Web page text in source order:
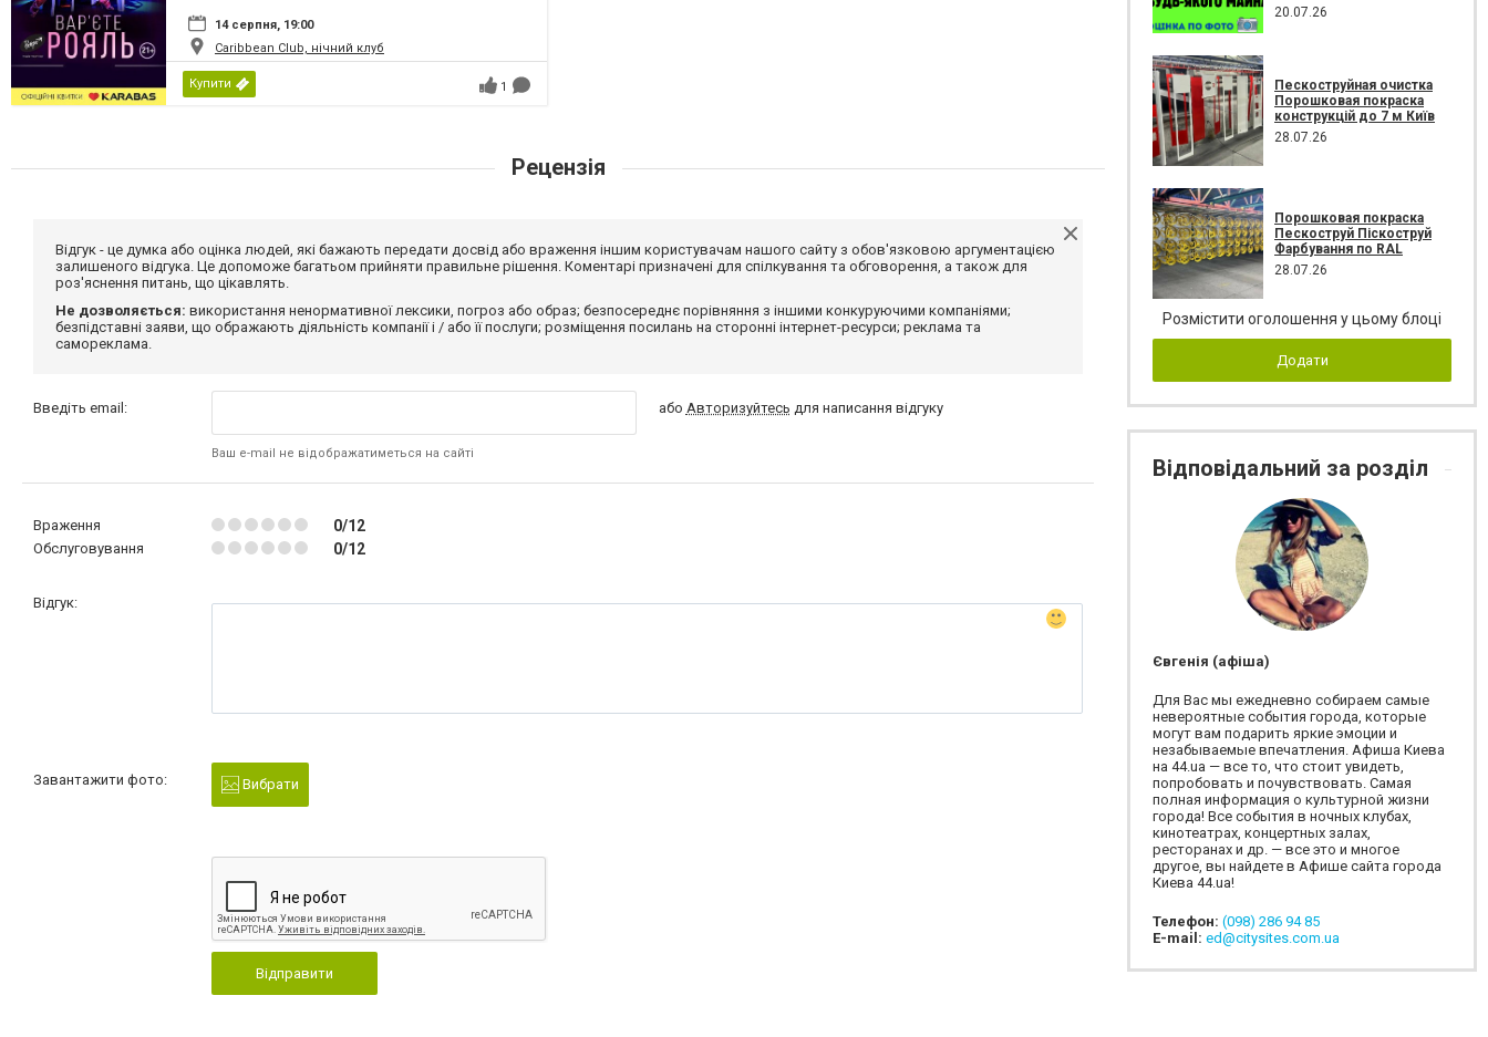
14 серпня, 19:00
Caribbean Club, нічний клуб
Купити 1
Рецензія
Відгук - це думка або оцінка людей, які бажають передати досвід або враження іншим користувачам нашого сайту з обов'язковою аргументацією
залишеного відгука. Це допоможе багатьом прийняти правильне рішення. Коментарі призначені для спілкування та обговорення, а також для
роз'яснення питань, що цікавлять.
Не дозволяється: використання ненормативної лексики, погроз або образ; безпосереднє порівняння з іншими конкуруючими компаніями;
безпідставні заяви, що ображають діяльність компанії і / або її послуги; розміщення посилань на сторонні інтернет-ресурси; реклама та
самореклама.
Введіть email:
Ваш e-mail не відображатиметься на сайті
або Авторизуйтесь для написання відгуку
Враження 0/12
Обслуговування 0/12
Відгук:
Завантажити фото: Вибрати
Відправити
20.07.26
Пескоструйная очистка
Порошковая покраска
конструкцій до 7 м Київ
28.07.26
Порошковая покраска
Пескоструй Піскоструй
Фарбування по RAL
28.07.26
Розмістити оголошення у цьому блоці
Додати
Відповідальний за розділ
Євгенія (афіша)
Для Вас мы ежедневно собираем самые
невероятные события города, которые
могут вам подарить яркие эмоции и
незабываемые впечатления. Афиша Киева
на 44.ua — все то, что стоит увидеть,
попробовать и почувствовать. Самая
полная информация о культурной жизни
города! Все события в ночных клубах,
кинотеатрах, концертных залах,
ресторанах и др. — все это и многое
другое, вы найдете в Афише сайта города
Киева 44.ua!
Телефон: (098) 286 94 85
E-mail: ed@citysites.com.ua